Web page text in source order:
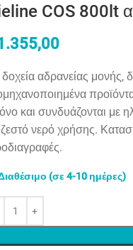
COS 800lt
αδρανείας μονής,
και συνδυάζονται με
νερό χρήσης.
(σε 4-10 ημέρες)